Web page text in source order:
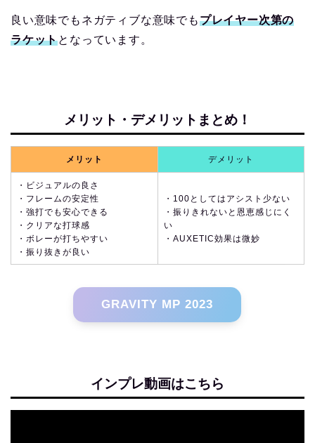
良い意味でもネガティブな意味でもプレイヤー次第の
ラケットとなっています。
メリット・デメリットまとめ！
メリット デメリット
・ビジュアルの良さ
・フレームの安定性
・強打でも安心できる
・クリアな打球感
・ボレーが打ちやすい
・振り抜きが良い
・100としてはアシスト少ない
・振りきれないと恩恵感じにく
い
・AUXETIC効果は微妙
GRAVITY MP 2023
インプレ動画はこちら